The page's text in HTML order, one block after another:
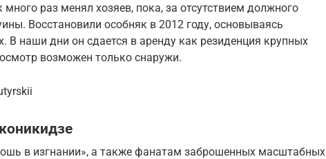
много раз менял хозяев, пока, за отсутствием должного
Восстановили особняк в 2012 году, основываясь
В наши дни он сдается в аренду как резиденция крупных
возможен только снаружи.
в изгнании», а также фанатам заброшенных масштабных